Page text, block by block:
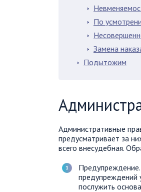
По
Замена
Подытожим
Административные
предусматривает за
всего внесудебная.
предупреждений
послужить